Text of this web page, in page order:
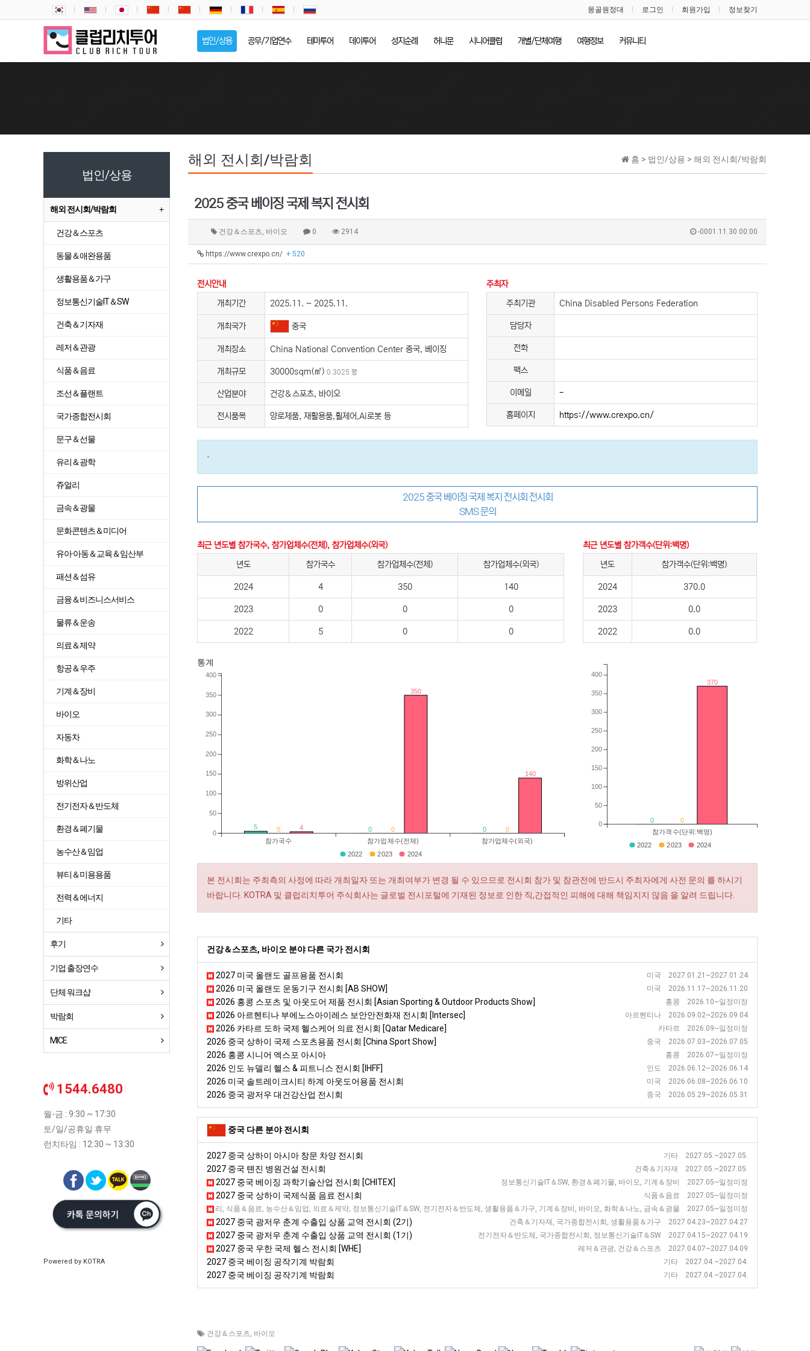
몽골원정대 로그인 회원가입 정보찾기
법인/상용 공무/기업연수 테마투어 데이투어 성지순례 허니문 시니어클럽 개별/단체여행 여행정보 커뮤니티
홈 > 법인/상용 > 해외 전시회/박람회
해외 전시회/박람회
2025 중국 베이징 국제 복지 전시회
건강＆스포츠, 바이오 0 2914 -0001.11.30 00:00
https://www.crexpo.cn/ + 520
전시안내
개최기간
2025.11. ~ 2025.11.
개최국가 중국
개최장소 China National Convention Center 중국, 베이징
개최규모 30000sqm(㎡) 0.3025 평
산업분야 건강＆스포츠, 바이오
전시품목 양로제품, 재활용품,횔제어,Ai로봇 등
주최자
주최기관
China Disabled Persons Federation
담당자
전화
팩스
이메일 -
홈페이지 https://www.crexpo.cn/
-
2025 중국 베이징 국제 복지 전시회 전시회
SMS 문의
최근 년도별 참가국수, 참가업체수(전체), 참가업체수(외국)
년도
참가국수 참가업체수(전체) 참가업체수(외국)
2024 4 350 140
2023 0 0 0
2022 5 0 0
최근 년도별 참가객수(단위:백명)
년도
참가객수(단위:백명)
2024 370.0
2023 0.0
2022 0.0
통계
5 0 0
0 0 0
4
350
140
참가국수 참가업체수(전체) 참가업체수(외국)
0
50
100
150
200
250
300
350
400
2022 2023 2024
0 0
370
참가객수(단위:백명)
0
50
100
150
200
250
300
350
400
2022 2023 2024
본 전시회는 주최측의 사정에 따라 개최일자 또는 개최여부가 변경 될 수 있으므로 전시회 참가 및 참관전에 반드시 주최자에게 사전 문의 를 하시기
바랍니다. KOTRA 및 클럽리치투어 주식회사는 글로벌 전시포털에 기재된 정보로 인한 직,간접적인 피해에 대해 책임지지 않음 을 알려 드립니다.
건강＆스포츠, 바이오 분야 다른 국가 전시회
미국 2027.01.21~2027.01.24
2027 미국 올랜도 골프용품 전시회
미국 2026.11.17~2026.11.20
2026 미국 올랜도 운동기구 전시회 [AB SHOW]
홍콩 2026.10~일정미정
2026 홍콩 스포츠 및 아웃도어 제품 전시회 [Asian Sporting & Outdoor Products Show]
아르헨티나 2026.09.02~2026.09.04
2026 아르헨티나 부에노스아이레스 보안안전화재 전시회 [Intersec]
카타르 2026.09~일정미정
2026 카타르 도하 국제 헬스케어 의료 전시회 [Qatar Medicare]
중국 2026.07.03~2026.07.05
2026 중국 상하이 국제 스포츠용품 전시회 [China Sport Show]
홍콩 2026.07~일정미정
2026 홍콩 시니어 엑스포 아시아
인도 2026.06.12~2026.06.14
2026 인도 뉴델리 헬스 & 피트니스 전시회 [IHFF]
미국 2026.06.08~2026.06.10
2026 미국 솔트레이크시티 하계 아웃도어용품 전시회
중국 2026.05.29~2026.05.31
2026 중국 광저우 대건강산업 전시회
중국 다른 분야 전시회
기타 2027.05.~2027.05.
2027 중국 상하이 아시아 창문 차양 전시회
건축＆기자재 2027.05.~2027.05.
2027 중국 톈진 병원건설 전시회
정보통신기술IT＆SW, 환경＆폐기물, 바이오, 기계＆장비 2027.05~일정미정
2027 중국 베이징 과학기술산업 전시회 [CHITEX]
식품＆음료 2027.05~일정미정
2027 중국 상하이 국제식품 음료 전시회
뷰티＆미용용품, 국가종합전시회, 쥬얼리, 식품＆음료, 농수산＆임업, 의료＆제약, 정보통신기술IT＆SW, 전기전자＆반도체, 생활용품＆가구, 기계＆장비, 바이오, 화학＆나노, 금속＆광물 2027.05~일정미정
2027 중국 청두 서부 국제 전시회 [WCIF]
건축＆기자재, 국가종합전시회, 생활용품＆가구 2027.04.23~2027.04.27
2027 중국 광저우 춘계 수출입 상품 교역 전시회 (2기)
전기전자＆반도체, 국가종합전시회, 정보통신기술IT＆SW 2027.04.15~2027.04.19
2027 중국 광저우 춘계 수출입 상품 교역 전시회 (1기)
레저＆관광, 건강＆스포츠 2027.04.07~2027.04.09
2027 중국 우한 국제 헬스 전시회 [WHE]
기타 2027.04.~2027.04.
2027 중국 베이징 공작기계 박람회
기타 2027.04.~2027.04.
2027 중국 베이징 공작기계 박람회
건강＆스포츠, 바이오
법인/상용
해외 전시회/박람회
건강＆스포츠
동물＆애완용품
생활용품＆가구
정보통신기술IT＆SW
건축＆기자재
레저＆관광
식품＆음료
조선＆플랜트
국가종합전시회
문구＆선물
유리＆광학
쥬얼리
금속＆광물
문화콘텐츠＆미디어
유아·아동＆교육＆임산부
패션＆섬유
금융＆비즈니스서비스
물류＆운송
의료＆제약
항공＆우주
기계＆장비
바이오
자동차
화학＆나노
방위산업
전기전자＆반도체
환경＆폐기물
농수산＆임업
뷰티＆미용용품
전력＆에너지
기타
후기
기업 출장연수
단체 워크샵
박람회
MICE
1544.6480
월-금 : 9:30 ~ 17:30
토/일/공휴일 휴무
런치타임 : 12:30 ~ 13:30
Powered by KOTRA